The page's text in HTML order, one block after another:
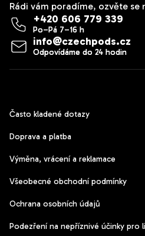
Rádi vám poradíme, ozvěte se
info@czechpods.cz
+420 606 779 339
Často kladené dotazy
Doprava a platba
Výměna, vrácení a reklamace
Všeobecné obchodní podmínky
Ochrana osobních údajů
Podezření na nepříznivé účinky pro